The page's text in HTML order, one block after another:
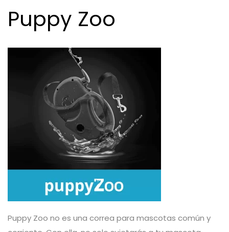
Puppy Zoo
Puppy Zoo no es una correa para mascotas común y